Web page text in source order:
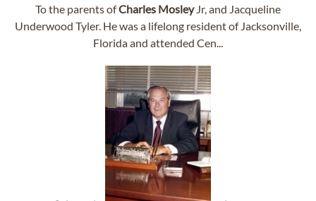
To the parents ofCharles MosleyJr, and Jacqueline
Underwood Tyler. He was a lifelong resident of Jacksonville,
Florida and attended Cen...